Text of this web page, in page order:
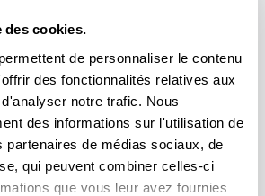
des cookies.
de personnaliser le contenu
des fonctionnalités relatives aux
notre trafic. Nous
des informations sur l'utilisation de
partenaires de médias sociaux, de
qui peuvent combiner celles-ci
que vous leur avez fournies
events